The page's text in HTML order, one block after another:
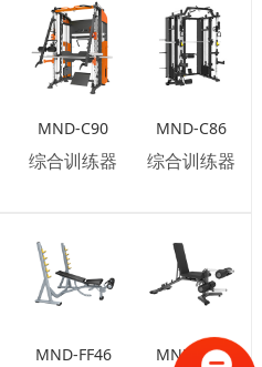
MND-C90
综合训练器
MND-C86
综合训练器
MND-FF46 MND-C75